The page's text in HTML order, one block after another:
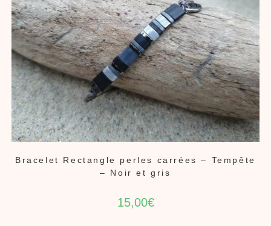
Bracelet Rectangle perles carrées – Tempête
– Noir et gris
15,00€